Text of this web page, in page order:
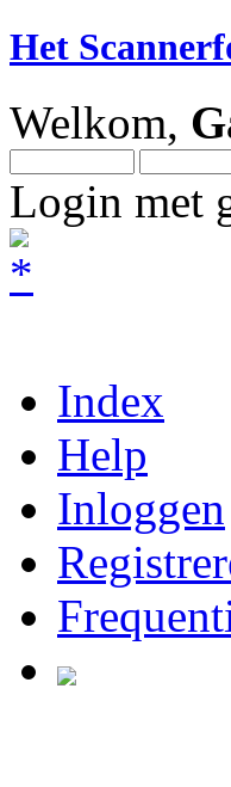
Het
Welkom,
Login met
Index
Help
Inloggen